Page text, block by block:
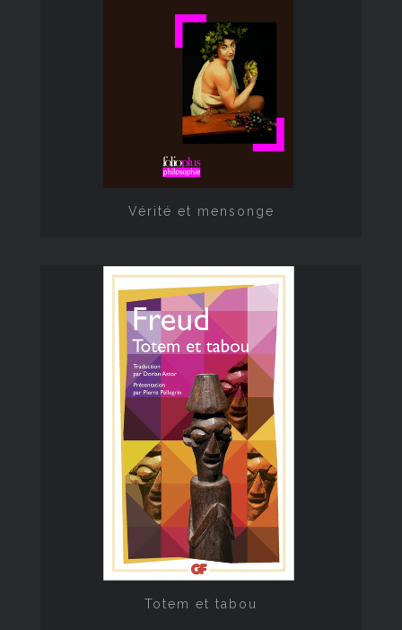
Vérité et mensonge
Vérité et mensonge
Totem et tabou
Totem et tabou